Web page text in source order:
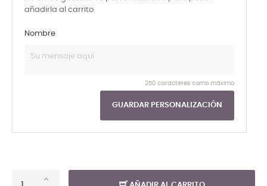
añadirla al carrito
Nombre
250 caracteres como máximo
GUARDAR PERSONALIZACIÓN